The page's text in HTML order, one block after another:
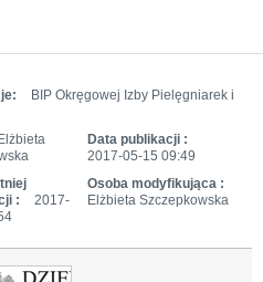
BIP Okręgowej Izby Pielęgniarek i
Elżbieta
Data publikacji :
2017-05-15 09:49
:
2017-
Osoba modyfikująca :
Elżbieta Szczepkowska